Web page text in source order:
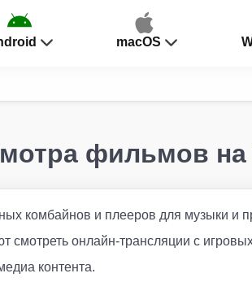
macOS
фильмов
комбайнов и плееров для музыки и
онлайн-трансляции с
контента.